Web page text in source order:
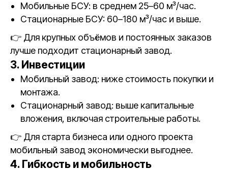
Мобильные БСУ: в среднем 25–60 м³/час.
Стационарные БСУ: 60–180 м³/час и выше.
👉 Для крупных объёмов и постоянных заказов
лучше подходит стационарный завод.
3. Инвестиции
Мобильный завод: ниже стоимость покупки и
монтажа.
Стационарный завод: выше капитальные
вложения, включая строительные работы.
👉 Для старта бизнеса или одного проекта
мобильный завод экономически выгоднее.
4. Гибкость и мобильность